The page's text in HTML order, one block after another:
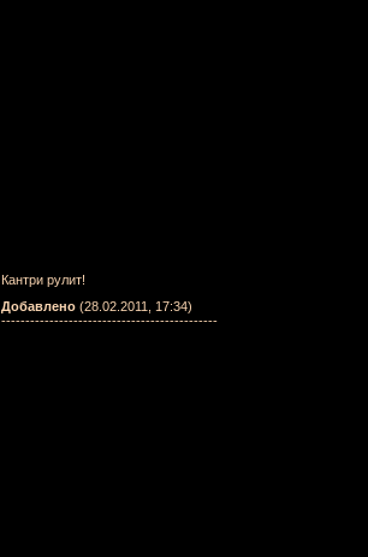
Кантри рулит!
Добавлено (28.02.2011, 17:34)
---------------------------------------------